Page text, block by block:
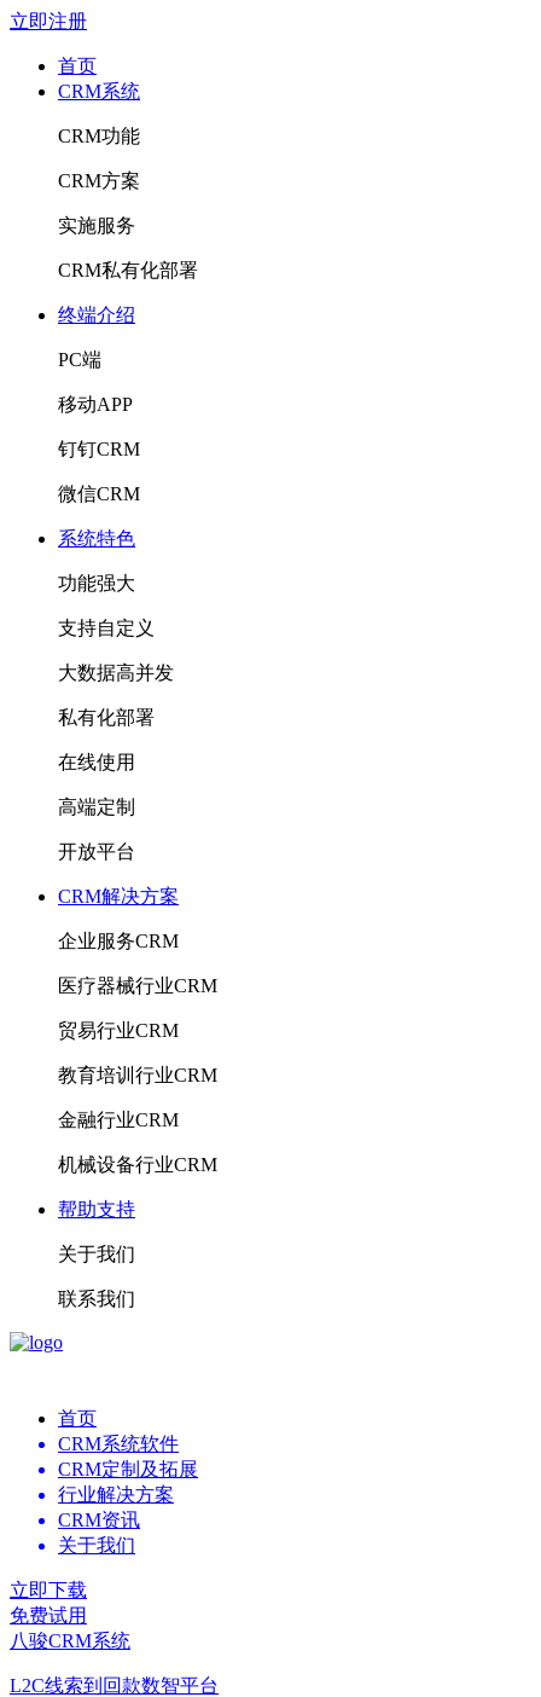
立即注册
首页
CRM系统
CRM功能
CRM方案
实施服务
CRM私有化部署
终端介绍
PC端
移动APP
钉钉CRM
微信CRM
系统特色
功能强大
支持自定义
大数据高并发
私有化部署
在线使用
高端定制
开放平台
CRM解决方案
企业服务CRM
医疗器械行业CRM
贸易行业CRM
教育培训行业CRM
金融行业CRM
机械设备行业CRM
帮助支持
关于我们
联系我们
首页
CRM系统软件
CRM定制及拓展
行业解决方案
CRM资讯
关于我们
立即下载
免费试用
八骏CRM系统
L2C线索到回款数智平台